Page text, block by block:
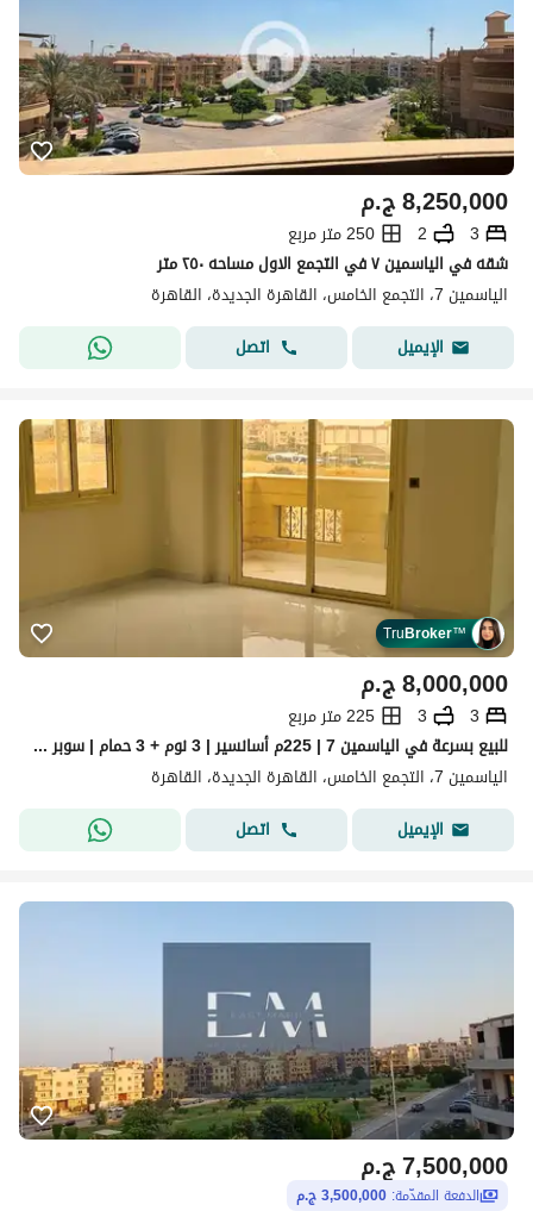
ج.م8,250,000
3
2
250 متر مربع
شقه في الياسمين ٧ في التجمع الاول مساحه ٢٥٠ متر
الياسمين 7، التجمع الخامس، القاهرة الجديدة، القاهرة
الإيميل
اتصل
TruBroker™
ج.م8,000,000
3
3
225 متر مربع
للبيع بسرعة في الياسمين 7 | 225م أسانسير | 3 نوم + 3 حمام | سوبر لوكس | 8 مليون
الياسمين 7، التجمع الخامس، القاهرة الجديدة، القاهرة
الإيميل
اتصل
ج.م7,500,000
الدفعة المقدّمة: 3,500,000 ج.م